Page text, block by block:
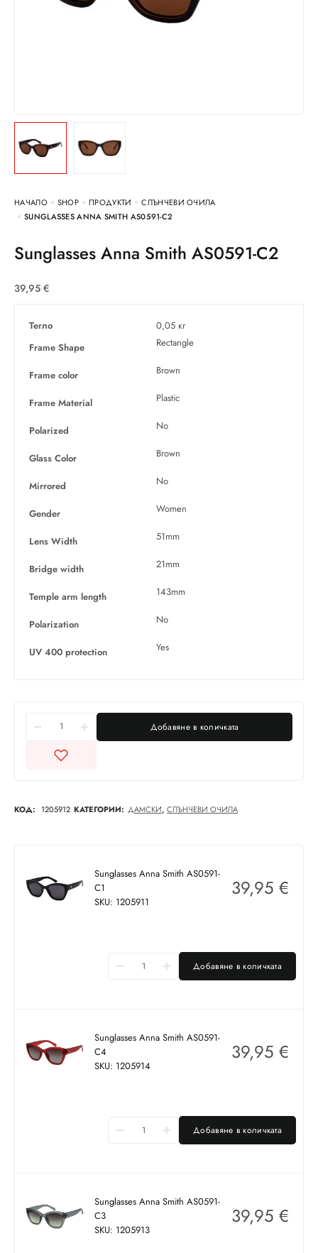
НАЧАЛО SHOP ПРОДУКТИ
СЛЪНЧЕВИ ОЧИЛА
SUNGLASSES ANNA SMITH AS0591-C2
Sunglasses Anna Smith AS0591-C2
39,95 €
Тегло
0,05 кг
Frame Shape
Rectangle
Frame color Brown
Frame Material Plastic
Polarized No
Glass Color Brown
Mirrored No
Gender Women
Lens Width 51mm
Bridge width 21mm
Temple arm length 143mm
Polarization No
UV 400 protection Yes
Добавяне в количката
КОД: 1205912 КАТЕГОРИИ: ДАМСКИ, СЛЪНЧЕВИ ОЧИЛА
Sunglasses Anna Smith AS0591-
C1
SKU: 1205911
39,95 €
Добавяне в количката
Sunglasses Anna Smith AS0591-
C4
SKU: 1205914
39,95 €
Добавяне в количката
Sunglasses Anna Smith AS0591-
C3
SKU: 1205913
39,95 €